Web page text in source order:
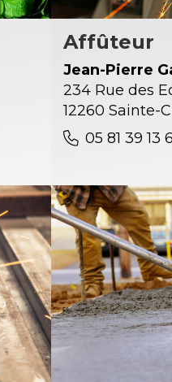
Affûteur
Jean-Pierre
234 Rue des
12260 Sainte-
05 81 39 13